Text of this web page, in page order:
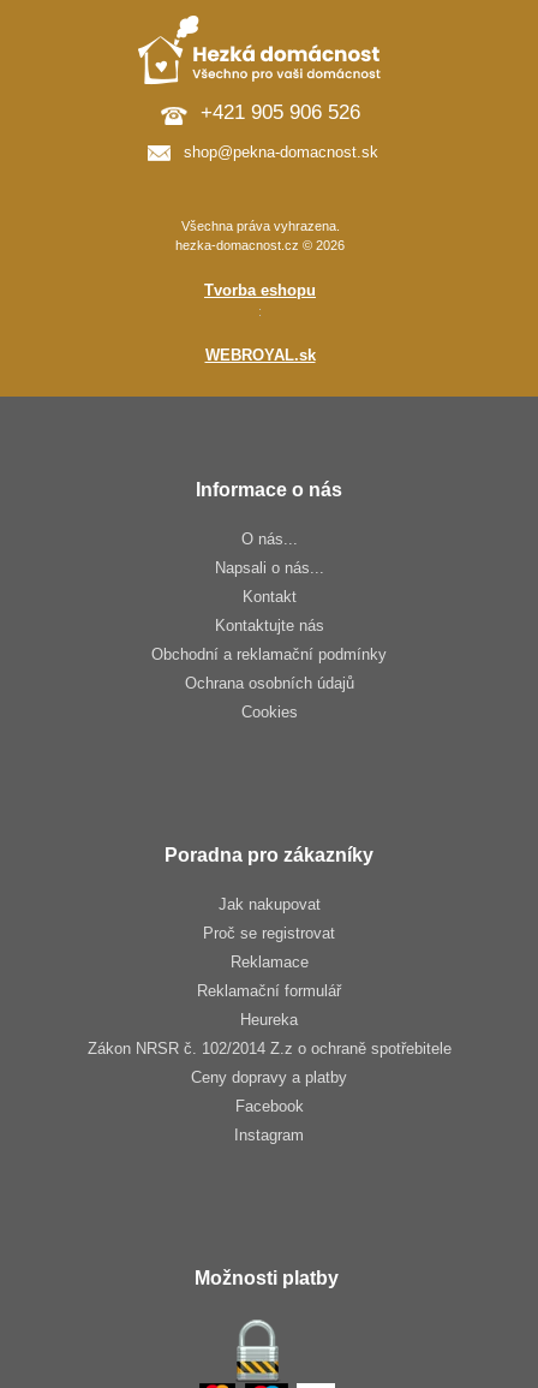
+421 905 906 526
shop@pekna-domacnost.sk
Všechna práva vyhrazena.
hezka-domacnost.cz © 2026
Tvorba eshopu
:
WEBROYAL.sk
Informace o nás
O nás...
Napsali o nás...
Kontakt
Kontaktujte nás
Obchodní a reklamační podmínky
Ochrana osobních údajů
Cookies
Poradna pro zákazníky
Jak nakupovat
Proč se registrovat
Reklamace
Reklamační formulář
Heureka
Zákon NRSR č. 102/2014 Z.z o ochraně spotřebitele
Ceny dopravy a platby
Facebook
Instagram
Možnosti platby